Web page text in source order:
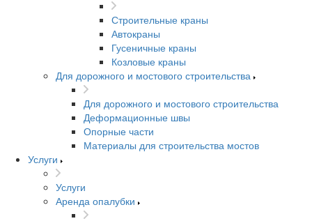
Строительные краны
Автокраны
Гусеничные краны
Козловые краны
Для дорожного и мостового строительства
Для дорожного и мостового строительства
Деформационные швы
Опорные части
Материалы для строительства мостов
Услуги
Услуги
Аренда опалубки